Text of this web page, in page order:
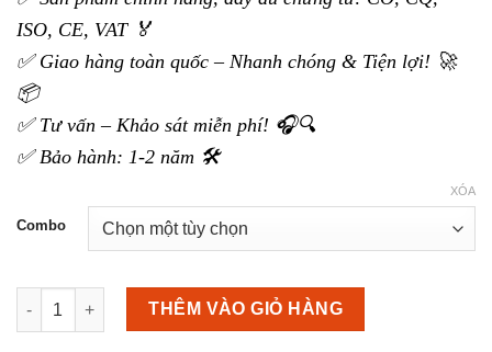
ISO, CE, VAT 🏅
✅ Giao hàng toàn quốc – Nhanh chóng & Tiện lợi! 🚀
📦
✅ Tư vấn – Khảo sát miễn phí! 🎧🔍
✅ Bảo hành: 1-2 năm 🛠️
Combo
XÓA
Dàn loa Yamaha cho nhà hàng số lượng
THÊM VÀO GIỎ HÀNG